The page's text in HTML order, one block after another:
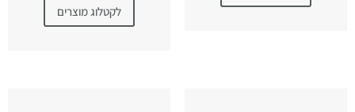
לקטלוג מוצרים